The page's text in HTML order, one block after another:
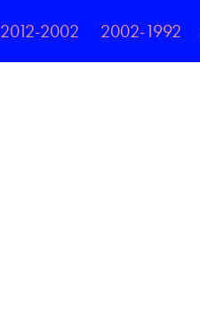
2012-2002 2002-1992